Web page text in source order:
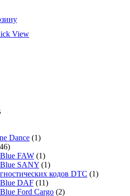
View
Dance 11
4646
товаров
FAW 11
товар
SANY 11
товар
кодов DTC 11
DAF 1111
товаров
Ford Cargo 22